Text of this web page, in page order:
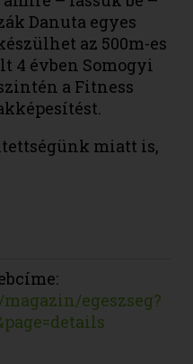
Danuta egyes
az 500m-es
4 évben Somogyi
a Fitness
miatt is,
egeszseg?